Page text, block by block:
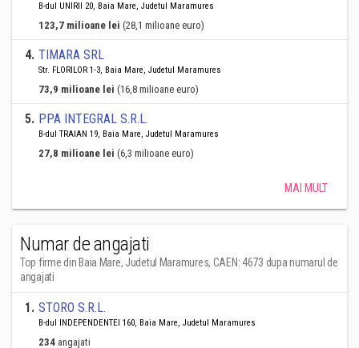
B-dul UNIRII 20, Baia Mare, Judetul Maramures
123,7 milioane lei (28,1 milioane euro)
4. TIMARA SRL
Str. FLORILOR 1-3, Baia Mare, Judetul Maramures
73,9 milioane lei (16,8 milioane euro)
5. PPA INTEGRAL S.R.L.
B-dul TRAIAN 19, Baia Mare, Judetul Maramures
27,8 milioane lei (6,3 milioane euro)
MAI MULT
Numar de angajati
Top firme din Baia Mare, Judetul Maramures, CAEN: 4673 dupa numarul de
angajati
1. STORO S.R.L.
B-dul INDEPENDENTEI 160, Baia Mare, Judetul Maramures
234 angajati